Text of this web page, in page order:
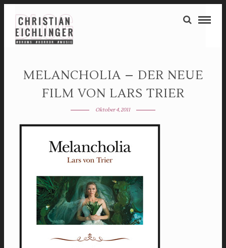
MELANCHOLIA – DER NEUE
FILM VON LARS TRIER
Oktober 4, 2011